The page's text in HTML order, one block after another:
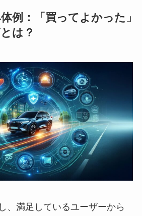
例：「買ってよかった」
は？
、満足しているユーザーから